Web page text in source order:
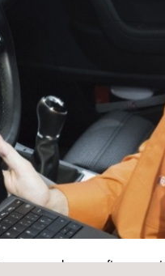
cerraduras, software